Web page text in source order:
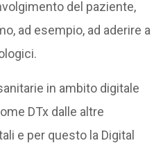
del paziente,
ad esempio, ad aderire a
in ambito digitale
DTx dalle altre
e per questo la Digital